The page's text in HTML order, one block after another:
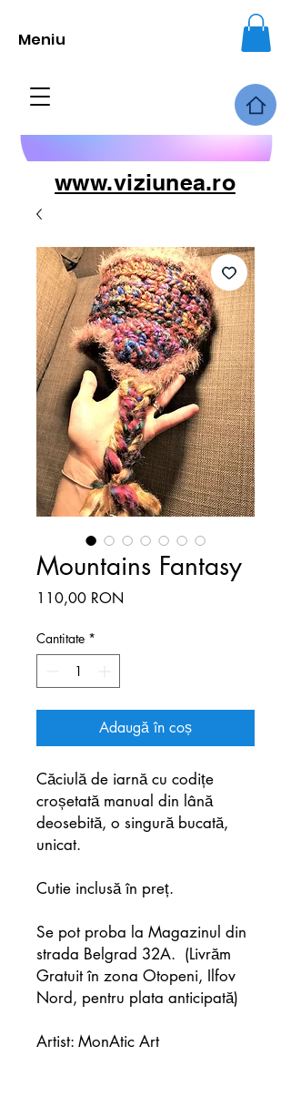
Meniu
www.viziunea.ro
Mountains Fantasy
110,00 RON
Cantitate *
Adaugă în coș
Căciulă de iarnă cu codițe
croșetată manual din lână
deosebită, o singură bucată,
unicat.
Cutie inclusă în preț.
Se pot proba la Magazinul din
strada Belgrad 32A. (Livrăm
Gratuit în zona Otopeni, Ilfov
Nord, pentru plata anticipată)
Artist: MonAtic Art